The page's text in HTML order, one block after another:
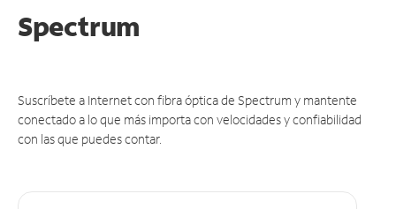
Spectrum
Suscríbete a Internet con fibra óptica de Spectrum y mantente
conectado a lo que más importa con velocidades y confiabilidad
con las que puedes contar.